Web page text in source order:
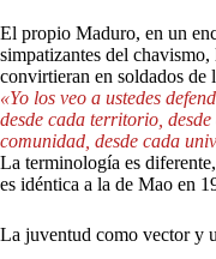
El propio Maduro, en un
simpatizantes del
convirtieran en soldados de
«Yo los veo a ustedes
desde cada territorio, desde
comunidad, desde cada
La terminología es
es idéntica a la de Mao en
La juventud como vector y